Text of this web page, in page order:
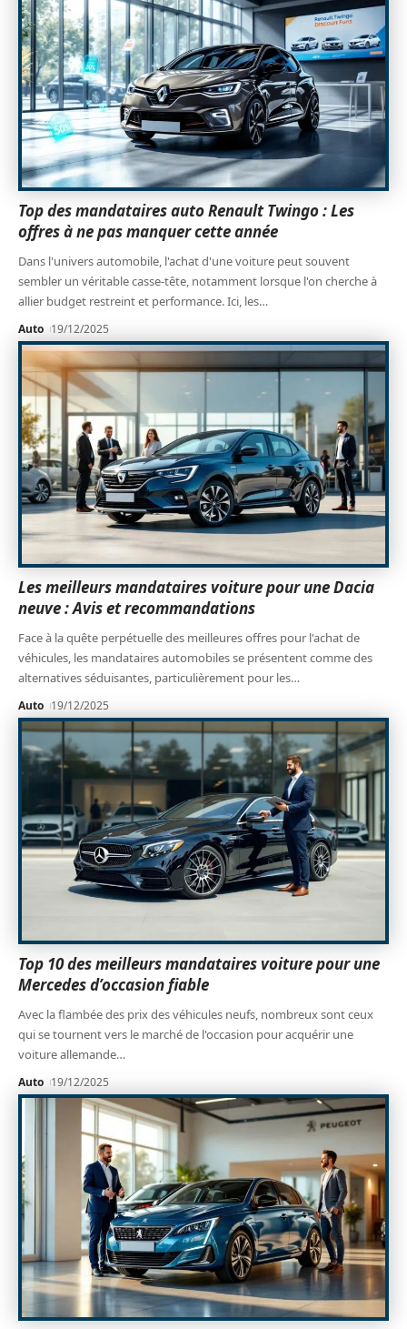
Top des mandataires auto Renault Twingo : Les
offres à ne pas manquer cette année
Dans l'univers automobile, l'achat d'une voiture peut souvent
sembler un véritable casse-tête, notamment lorsque l'on cherche à
allier budget restreint et performance. Ici, les…
Auto 19/12/2025
Les meilleurs mandataires voiture pour une Dacia
neuve : Avis et recommandations
Face à la quête perpétuelle des meilleures offres pour l'achat de
véhicules, les mandataires automobiles se présentent comme des
alternatives séduisantes, particulièrement pour les…
Auto 19/12/2025
Top 10 des meilleurs mandataires voiture pour une
Mercedes d’occasion fiable
Avec la flambée des prix des véhicules neufs, nombreux sont ceux
qui se tournent vers le marché de l'occasion pour acquérir une
voiture allemande…
Auto 19/12/2025